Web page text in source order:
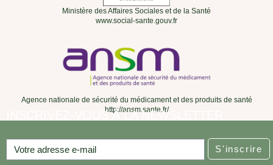
Ministère des Affaires Sociales et de la Santé
www.social-sante.gouv.fr
Agence nationale de sécurité du médicament et des produits de santé
http://ansm.sante.fr/
INSCRIVEZ-VOUS À LA NEWSLETTER
S'inscrire